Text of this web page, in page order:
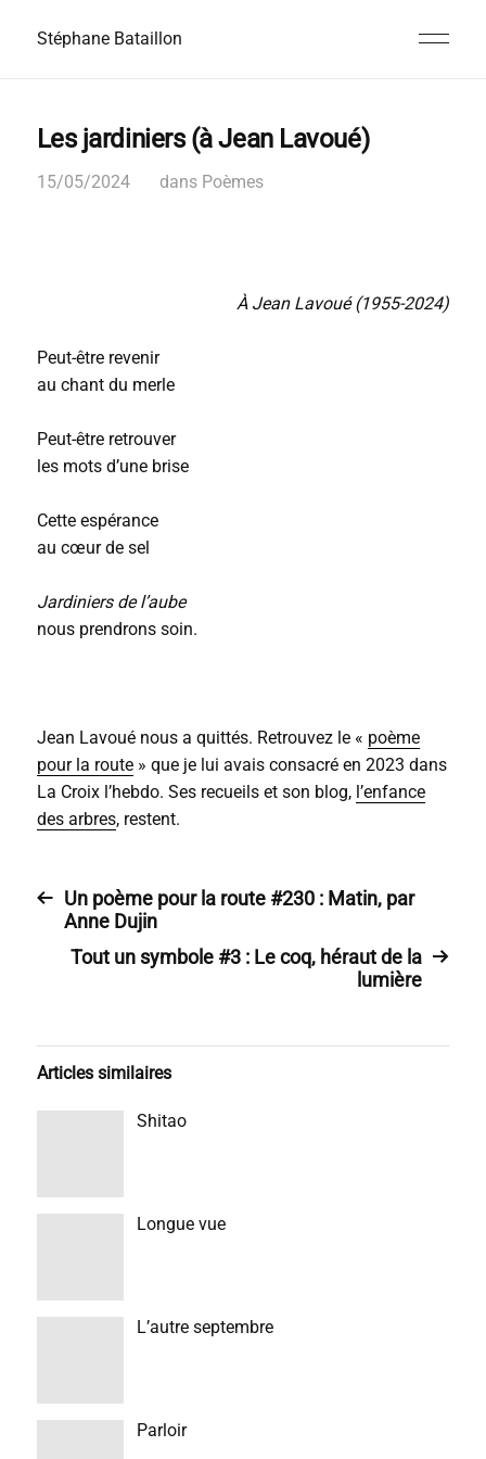
Stéphane Bataillon
Les jardiniers (à Jean Lavoué)
15/05/2024 dans Poèmes
À Jean Lavoué (1955-2024)
Peut-être revenir
au chant du merle
Peut-être retrouver
les mots d’une brise
Cette espérance
au cœur de sel
Jardiniers de l’aube
nous prendrons soin.
Jean Lavoué nous a quittés. Retrouvez le « poème
pour la route» que je lui avais consacré en 2023 dans
La Croix l’hebdo. Ses recueils et son blog, l’enfance
des arbres, restent.
Un poème pour la route #230 : Matin, par
Anne Dujin
Tout un symbole #3 : Le coq, héraut de la
lumière
Articles similaires
Shitao
Longue vue
L’autre septembre
Parloir